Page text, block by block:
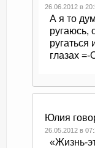
26.06.2012 в
А я то
ругаюсь,
глазах =-
Юлия
26.05.2012 в
«Жизнь-